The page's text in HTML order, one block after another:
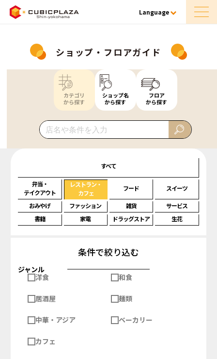
Language
ショップ・フロアガイド
カテゴリ
から探す
ショップ名
から探す
フロア
から探す
すべて
弁当・
テイクアウト
レストラン・
カフェ
フード スイーツ
おみやげ ファッション 雑貨
サービス
書籍
家電 ドラッグストア 生花
条件で絞り込む
ジャンル
洋食
和食
居酒屋 麺類
中華・アジア ベーカリー
カフェ